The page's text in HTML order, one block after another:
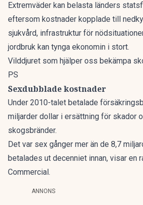
Extremväder kan belasta länders
eftersom kostnader kopplade till
sjukvård, infrastruktur för
jordbruk kan tynga ekonomin i stort.
Vilddjuret som hjälper oss bekämpa
PS
Sexdubblade kostnader
Under 2010-talet betalade
miljarder dollar i ersättning för skador
skogsbränder.
Det var sex gånger mer än de 8,7
betalades ut decenniet innan, visar en
Commercial.
ANNONS